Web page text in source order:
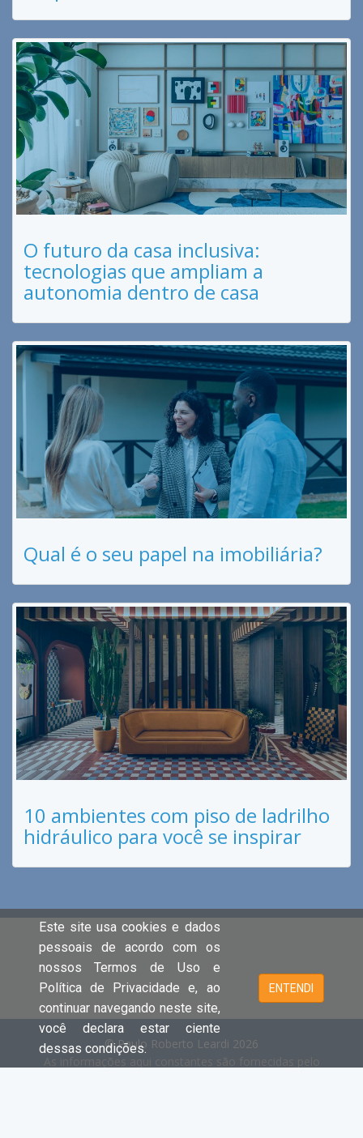
O futuro da casa inclusiva:
tecnologias que ampliam a
autonomia dentro de casa
Qual é o seu papel na imobiliária?
10 ambientes com piso de ladrilho
hidráulico para você se inspirar
© Paulo Roberto Leardi 2026
Este site usa cookies e dados
pessoais de acordo com os
nossos Termos de Uso e
Política de Privacidade e, ao
continuar navegando neste site,
você declara estar ciente
dessas condições.
ENTENDI